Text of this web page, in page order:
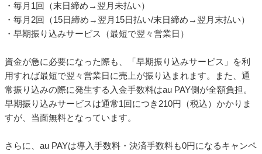
・毎月1回（末日締め→翌月未払い）
・毎月2回（15日締め→翌月15日払い/末日締め→翌月末払い）
・早期振り込みサービス（最短で翌々営業日）
資金が急に必要になった際も、「早期振り込みサービス」を利
用すれば最短で翌々営業日に売上が振り込まれます。また、通
常振り込みの際に発生する入金手数料はau PAY側が全額負担。
早期振り込みサービスは通常1回につき210円（税込）かかりま
すが、当面無料となっています。
さらに、au PAYは導入手数料・決済手数料も0円になるキャンペ